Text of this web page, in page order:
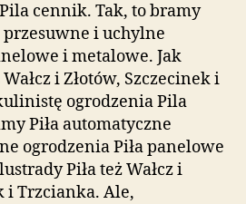
cennik. Tak, to bramy
przesuwne i uchylne
i metalowe. Jak
i Złotów, Szczecinek i
ogrodzenia Pila
Piła automatyczne
ogrodzenia Piła panelowe
Piła też Wałcz i
i Trzcianka. Ale,